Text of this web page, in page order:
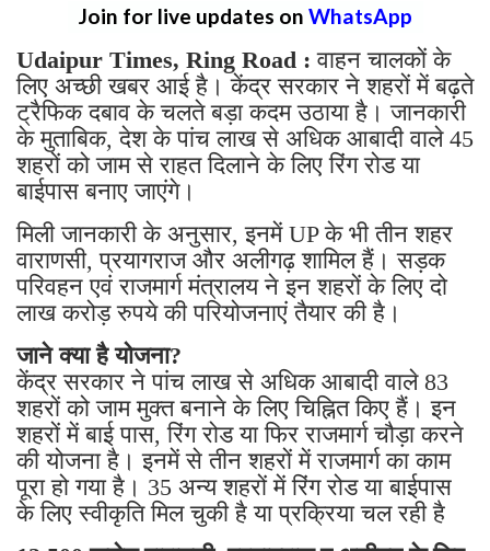
Join for live updates on WhatsApp
Udaipur Times, Ring Road : वाहन चालकों के
लिए अच्छी खबर आई है। केंद्र सरकार ने शहरों में बढ़ते
ट्रैफिक दबाव के चलते बड़ा कदम उठाया है। जानकारी
के मुताबिक, देश के पांच लाख से अधिक आबादी वाले 45
शहरों को जाम से राहत दिलाने के लिए रिंग रोड या
बाईपास बनाए जाएंगे।
मिली जानकारी के अनुसार, इनमें UP के भी तीन शहर
वाराणसी, प्रयागराज और अलीगढ़ शामिल हैं। सड़क
परिवहन एवं राजमार्ग मंत्रालय ने इन शहरों के लिए दो
लाख करोड़ रुपये की परियोजनाएं तैयार की है।
जाने क्या है योजना?
केंद्र सरकार ने पांच लाख से अधिक आबादी वाले 83
शहरों को जाम मुक्त बनाने के लिए चिह्नित किए हैं। इन
शहरों में बाई पास, रिंग रोड या फिर राजमार्ग चौड़ा करने
की योजना है। इनमें से तीन शहरों में राजमार्ग का काम
पूरा हो गया है। 35 अन्य शहरों में रिंग रोड या बाईपास
के लिए स्वीकृति मिल चुकी है या प्रक्रिया चल रही है